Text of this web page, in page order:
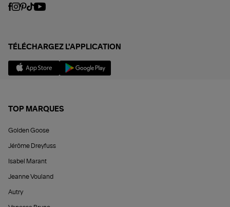
TÉLÉCHARGEZ L'APPLICATION
TOP MARQUES
Golden Goose
Jérôme Dreyfuss
Isabel Marant
Jeanne Vouland
Autry